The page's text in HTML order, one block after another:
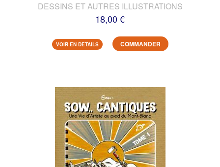
DESSINS ET AUTRES ILLUSTRATIONS
18,00 €
VOIR EN DETAILS COMMANDER